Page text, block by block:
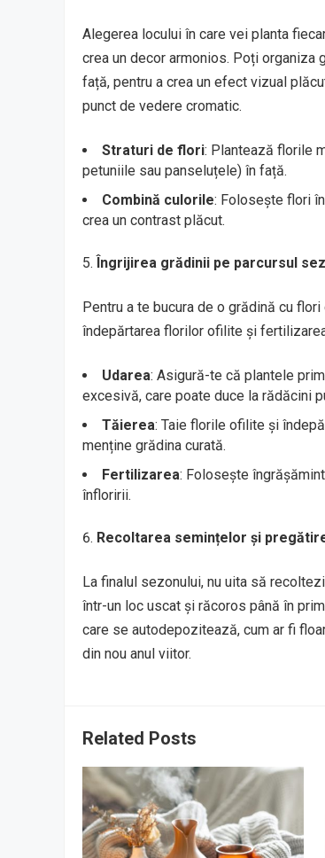
Alegerea locului în care vei planta
crea un decor armonios. Poți organiza
față, pentru a crea un efect vizual
punct de vedere cromatic.
Straturi de flori: Plantează florile
petuniile sau panseluțele) în față.
Combină culorile: Folosește flori
crea un contrast plăcut.
Îngrijirea grădinii pe parcursul
Pentru a te bucura de o grădină cu
îndepărtarea florilor ofilite și
Udarea: Asigură-te că plantele
excesivă, care poate duce la rădăcini
Tăierea: Taie florile ofilite și
menține grădina curată.
Fertilizarea: Folosește
înfloririi.
Recoltarea semințelor și
La finalul sezonului, nu uita să
într-un loc uscat și răcoros până în
care se autodepozitează, cum ar fi
din nou anul viitor.
Related Posts